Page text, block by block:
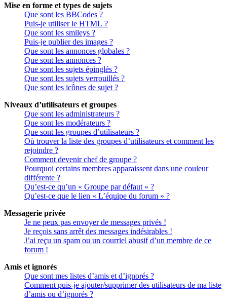
Mise en forme et types de sujets
Que sont les BBCodes ?
Puis-je utiliser le HTML ?
Que sont les smileys ?
Puis-je publier des images ?
Que sont les annonces globales ?
Que sont les annonces ?
Que sont les sujets épinglés ?
Que sont les sujets verrouillés ?
Que sont les icônes de sujet ?
Niveaux d’utilisateurs et groupes
Que sont les administrateurs ?
Que sont les modérateurs ?
Que sont les groupes d’utilisateurs ?
Où trouver la liste des groupes d’utilisateurs et comment les
rejoindre ?
Comment devenir chef de groupe ?
Pourquoi certains membres apparaissent dans une couleur
différente ?
Qu’est-ce qu’un « Groupe par défaut » ?
Qu’est-ce que le lien « L’équipe du forum » ?
Messagerie privée
Je ne peux pas envoyer de messages privés !
Je reçois sans arrêt des messages indésirables !
J’ai reçu un spam ou un courriel abusif d’un membre de ce
forum !
Amis et ignorés
Que sont mes listes d’amis et d’ignorés ?
Comment puis-je ajouter/supprimer des utilisateurs de ma liste
d’amis ou d’ignorés ?